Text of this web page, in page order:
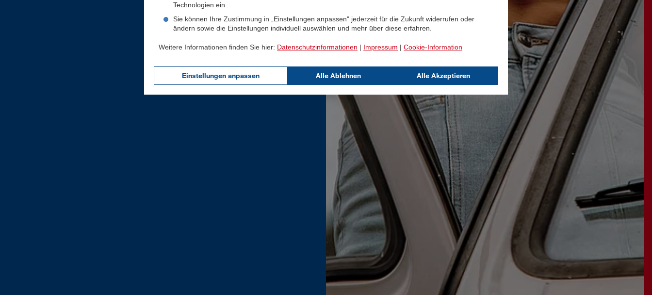
Technologien ein.
Sie können Ihre Zustimmung in „Einstellungen anpassen" jederzeit für die Zukunft widerrufen oder
ändern sowie die Einstellungen individuell auswählen und mehr über diese erfahren.
Weitere Informationen finden Sie hier: Datenschutzinformationen | Impressum | Cookie-Information
Einstellungen anpassen Alle Ablehnen Alle Akzeptieren